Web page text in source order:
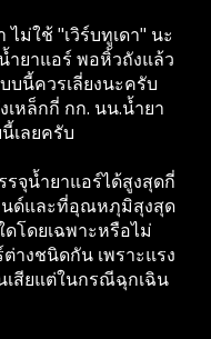
ม่ใช้ "เวิร์บทูเดา" นะ
ยาแอร์ พอหิ้วถังแล้ว
นี้ควรเลี่ยงนะครับ
หล็กกี่ กก. นน.น้ำยา
เลยครับ
จุน้ำยาแอร์ได้สูงสุดกี่
นด์และที่อุณหภุมิสุงสุด
โดยเฉพาะหรือไม่
างชนิดกัน เพราะแรง
สียแต่ในกรณีฉุกเฉิน